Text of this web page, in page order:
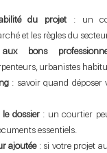
du projet : un
et les règles du
bons
urbanistes
: savoir quand déposer
dossier: un courtier
essentiels.
ajoutée: si votre projet